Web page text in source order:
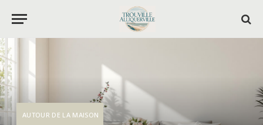
AUTOUR DE LA MAISON